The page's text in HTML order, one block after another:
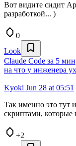
Вот видите сидит
разработкой... )
0
Look
Claude Code за 5
на что у инженера
Kyoki Jun 28 at 05:51
Так именно это тут
скриптами, которые
+2